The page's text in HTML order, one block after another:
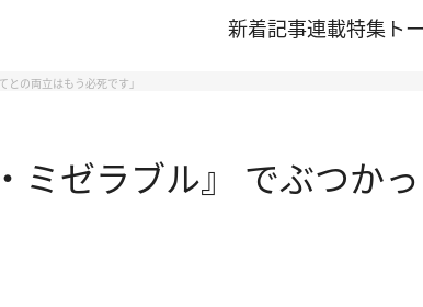
新着記事連載特集 ト
の両立はもう必死です」
ミゼラブル』 でぶつか